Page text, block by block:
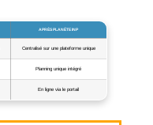
APRÈS PLANÈTE INP
Centralisé sur une plateforme unique
Planning unique intégré
En ligne via le portail